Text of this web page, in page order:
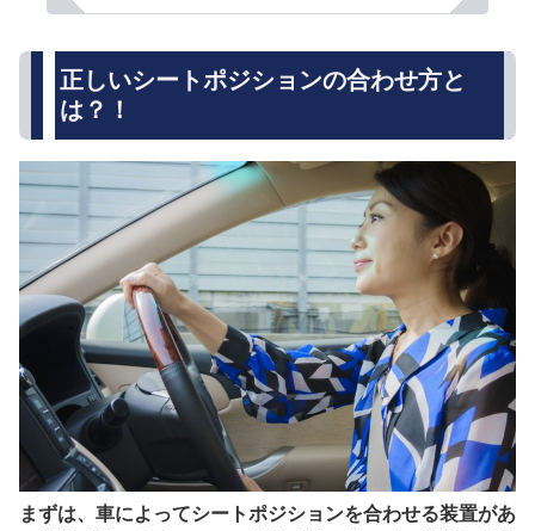
正しいシートポジションの合わせ方と
は？！
まずは、車によってシートポジションを合わせる装置があ